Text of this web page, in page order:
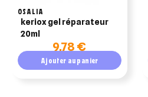
OSALIA
keriox gel réparateur
20ml
9,78 €
Ajouter au panier